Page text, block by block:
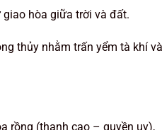
hòa giữa trời và đất.
thủy nhằm trấn yểm tà khí và
rồng (thanh cao – quyền uy),